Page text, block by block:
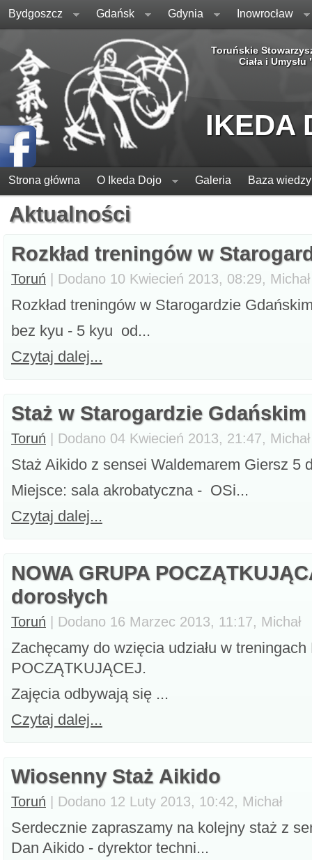
Bydgoszcz Gdańsk Gdynia Inowrocław
Toruńskie
Ciała i Umysłu
IKEDA
Strona główna O Ikeda Dojo Galeria Baza wiedzy
Aktualności
Rozkład treningów w
Toruń | Dodano 10 Kwiecień 2013, 08:29, Michał
Rozkład treningów w Starogardzie
bez kyu - 5 kyu od...
Czytaj dalej...
Staż w Starogardzie Gdańskim
Toruń | Dodano 04 Kwiecień 2013, 21:47, Michał
Staż Aikido z sensei Waldemarem Giersz 5
Miejsce: sala akrobatyczna - OSi...
Czytaj dalej...
NOWA GRUPA
dorosłych
Toruń | Dodano 16 Marzec 2013, 11:17, Michał
Zachęcamy do wzięcia udziału w
POCZĄTKUJĄCEJ.
Zajęcia odbywają się ...
Czytaj dalej...
Wiosenny Staż Aikido
Toruń | Dodano 12 Luty 2013, 10:42, Michał
Serdecznie zapraszamy na kolejny staż z
Dan Aikido - dyrektor techni...